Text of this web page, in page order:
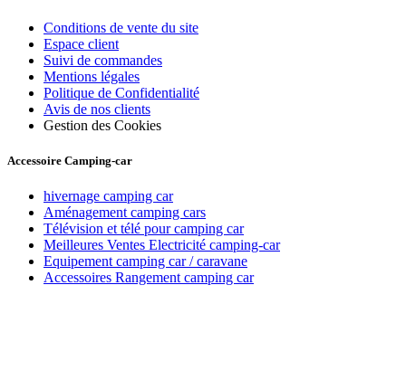
Conditions de vente du site
Espace client
Suivi de commandes
Mentions légales
Politique de Confidentialité
Avis de nos clients
Gestion des Cookies
Accessoire Camping-car
hivernage camping car
Aménagement camping cars
Télévision et télé pour camping car
Meilleures Ventes Electricité camping-car
Equipement camping car / caravane
Accessoires Rangement camping car